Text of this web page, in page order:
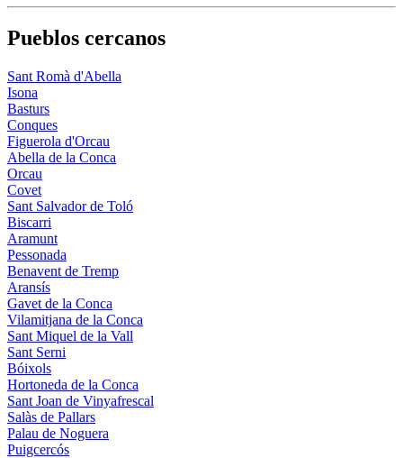
Pueblos cercanos
Sant Romà d'Abella
Isona
Basturs
Conques
Figuerola d'Orcau
Abella de la Conca
Orcau
Covet
Sant Salvador de Toló
Biscarri
Aramunt
Pessonada
Benavent de Tremp
Aransís
Gavet de la Conca
Vilamitjana de la Conca
Sant Miquel de la Vall
Sant Serni
Bóixols
Hortoneda de la Conca
Sant Joan de Vinyafrescal
Salàs de Pallars
Palau de Noguera
Puigcercós